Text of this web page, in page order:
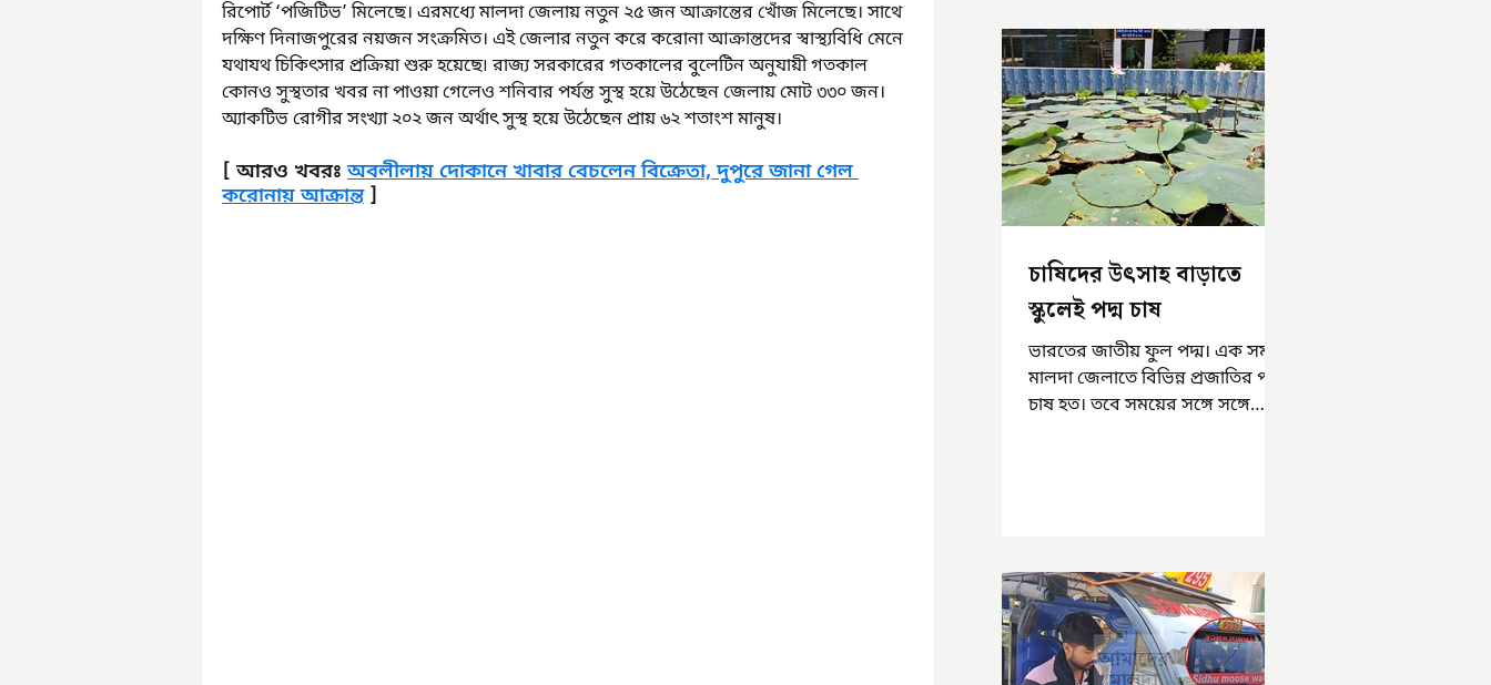
রিপোর্ট ‘পজিটিভ’ মিলেছে। এরমধ্যে মালদা জেলায় নতুন ২৫ জন আক্রান্তের খোঁজ মিলেছে। সাথে
দক্ষিণ দিনাজপুরের নয়জন সংক্রমিত। এই জেলার নতুন করে করোনা আক্রান্তদের স্বাস্থ্যবিধি মেনে
যথাযথ চিকিৎসার প্রক্রিয়া শুরু হয়েছে৷ রাজ্য সরকারের গতকালের বুলেটিন অনুযায়ী গতকাল
কোনও সুস্থতার খবর না পাওয়া গেলেও শনিবার পর্যন্ত সুস্থ হয়ে উঠেছেন জেলায় মোট ৩৩০ জন।
অ্যাকটিভ রোগীর সংখ্যা ২০২ জন অর্থাৎ সুস্থ হয়ে উঠেছেন প্রায় ৬২ শতাংশ মানুষ।
[ আরও খবরঃ অবলীলায় দোকানে খাবার বেচলেন বিক্রেতা, দুপুরে জানা গেল
করোনায় আক্রান্ত ]
চাষিদের উৎসাহ বাড়াতে
স্কুলেই পদ্ম চাষ
ভারতের জাতীয় ফুল পদ্ম। এক সময়
মালদা জেলাতে বিভিন্ন প্রজাতির পদ্ম
চাষ হত। তবে সময়ের সঙ্গে সঙ্গে